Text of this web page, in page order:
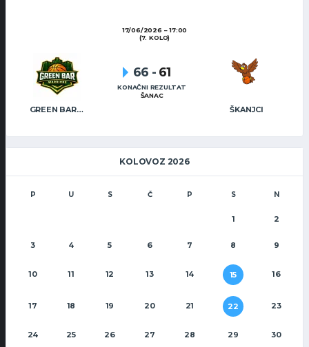
17/06/2026
17:00
(7. KOLO)
GREEN BAR WARRIORS ŠKANJCI
66 - 61
KONAČNI REZULTAT
ŠANAC
KOLOVOZ 2026
P U S Č P S N
1 2
3 4 5 6 7 8 9
10 11 12 13 14 15 16
17 18 19 20 21 22 23
24 25 26 27 28 29 30